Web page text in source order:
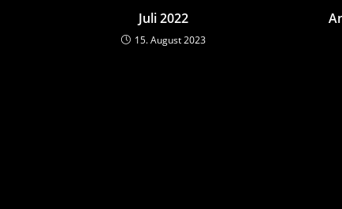
Juli 2022
15. August 2023